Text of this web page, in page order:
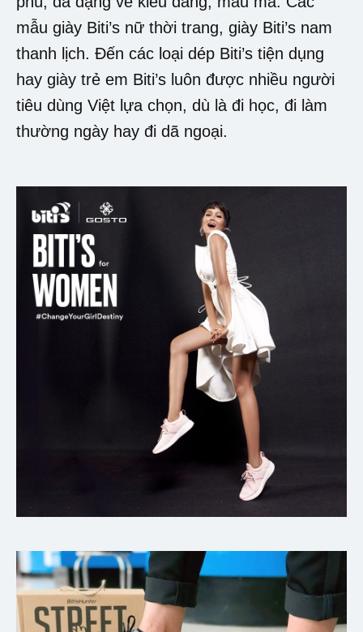
mẫu giày Biti’s nữ thời trang, giày Biti’s nam
thanh lịch. Đến các loại dép Biti’s tiện dụng
hay giày trẻ em Biti’s luôn được nhiều người
tiêu dùng Việt lựa chọn, dù là đi học, đi làm
thường ngày hay đi dã ngoại.